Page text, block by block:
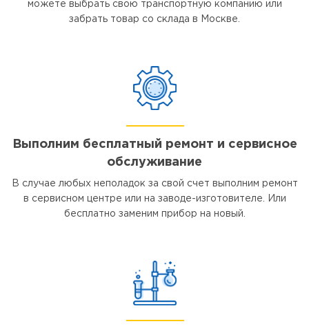
можете выбрать свою транспортную компанию или
забрать товар со склада в Москве.
Выполним бесплатный ремонт и сервисное
обслуживание
В случае любых неполадок за свой счет выполним ремонт
в сервисном центре или на заводе-изготовителе. Или
бесплатно заменим прибор на новый.